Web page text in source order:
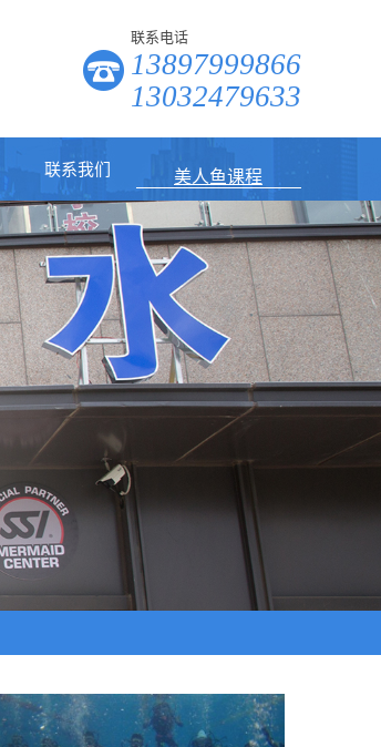
联系电话
13897999866
13032479633
联系我们
公共安全潜水员培训
美人鱼课程
潜水装备
潜水打捞
潜水培训
休闲潜水员培训课程
自由潜水员培训课程